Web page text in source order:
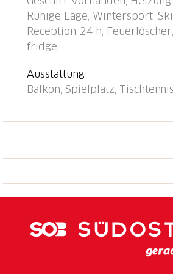
Restaurant 700 m, Bushaltestelle
Pendicularas" 500 m, Bahnstation
Luftseilbahn, Skilift,
m, Skibushaltestelle 50 m,
Langlaufloipe 1.5 km,
Bekannte Skigebiete sind gut
Andermatt/Sedrun/Disentis. Bitte
genügender Schneelage auf
Uhr, Samstag 08:30-09:30 Uhr
Dienstag/Donnerstag/Sonntag
Ruhige Lage, Wintersport,
Reception 24 h,
fridge
Ausstattung
Balkon, Spielplatz,